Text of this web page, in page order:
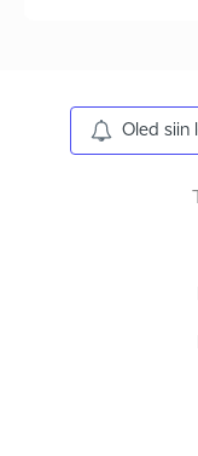
Oled siin